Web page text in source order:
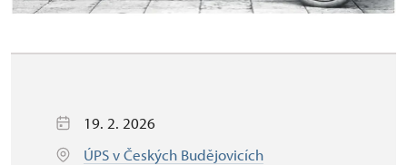
19. 2. 2026
ÚPS v Českých Budějovicích